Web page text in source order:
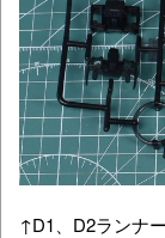
↑D1、D2ランナ